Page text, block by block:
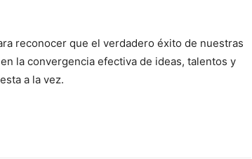
reconocer que el verdadero éxito de nuestras
la convergencia efectiva de ideas, talentos y
a la vez.